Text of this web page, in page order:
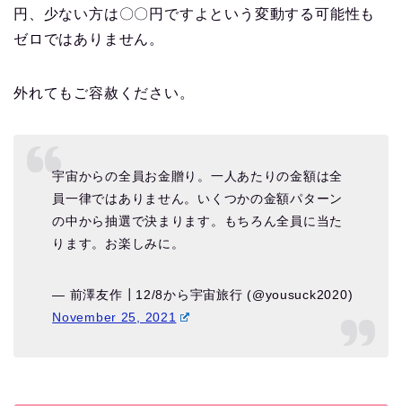
円、少ない方は〇〇円ですよという変動する可能性も
ゼロではありません。
外れてもご容赦ください。
宇宙からの全員お金贈り。一人あたりの金額は全
員一律ではありません。いくつかの金額パターン
の中から抽選で決まります。もちろん全員に当た
ります。お楽しみに。
— 前澤友作┃12/8から宇宙旅行 (@yousuck2020)
November 25, 2021